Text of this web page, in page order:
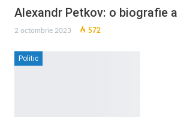
Alexandr Petkov: o biografie
2 octombrie 2023 572
Politic